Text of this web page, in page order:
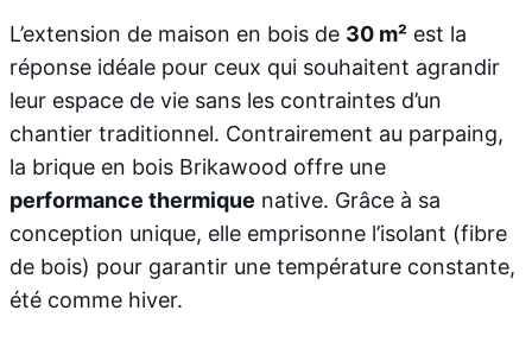
L’extension de maison en bois de 30 m² est la
réponse idéale pour ceux qui souhaitent agrandir
leur espace de vie sans les contraintes d’un
chantier traditionnel. Contrairement au parpaing,
la brique en bois Brikawood offre une
performance thermique native. Grâce à sa
conception unique, elle emprisonne l’isolant (fibre
de bois) pour garantir une température constante,
été comme hiver.